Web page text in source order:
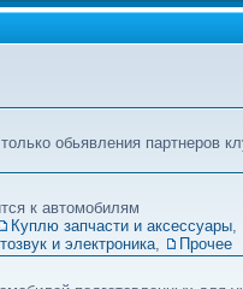
обьявления партнеров
к автомобилям
Куплю запчасти и аксессуары,
и электроника, Прочее